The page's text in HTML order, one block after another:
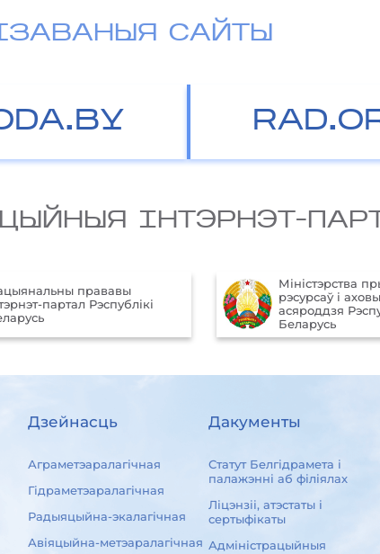
САЙТЫ
IНТЭРНЭТ-
Міністэрства прыродных
рэсурсаў і аховы навакольнага
асяроддзя Рэспублікі
Дзейнасць
Аграметэаралагічная
Гідраметэаралагічная
Радыяцыйна-экалагічная
Авіяцыйна-метэаралагічная
Дакументы
Статут Белгідрамета і
палажэнні аб філіялах
Ліцэнзіі, атэстаты і
сертыфікаты
Адміністрацыйныя